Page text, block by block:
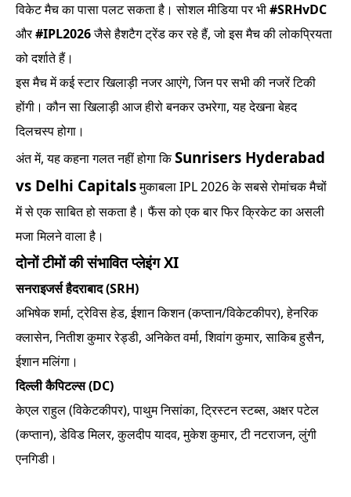
विकेट मैच का पासा पलट सकता है। सोशल मीडिया पर भी#SRHvDC
और#IPL2026जैसे हैशटैग ट्रेंड कर रहे हैं, जो इस मैच की लोकप्रियता
को दर्शाते हैं।
इस मैच में कई स्टार खिलाड़ी नजर आएंगे, जिन पर सभी की नजरें टिकी
होंगी। कौन सा खिलाड़ी आज हीरो बनकर उभरेगा, यह देखना बेहद
दिलचस्प होगा।
अंत में, यह कहना गलत नहीं होगा किSunrisers Hyderabad
vs Delhi Capitalsमुकाबला IPL 2026 के सबसे रोमांचक मैचों
में से एक साबित हो सकता है। फैंस को एक बार फिर क्रिकेट का असली
मजा मिलने वाला है।
दोनों टीमों की संभावित प्लेइंग XI
सनराइजर्स हैदराबाद (SRH)
अभिषेक शर्मा, ट्रेविस हेड, ईशान किशन (कप्तान/विकेटकीपर), हेनरिक
क्लासेन, नितीश कुमार रेड्डी, अनिकेत वर्मा, शिवांग कुमार, साकिब हुसैन,
ईशान मलिंगा।
दिल्ली कैपिटल्स (DC)
केएल राहुल (विकेटकीपर), पाथुम निसांका, ट्रिस्टन स्टब्स, अक्षर पटेल
(कप्तान), डेविड मिलर, कुलदीप यादव, मुकेश कुमार, टी नटराजन, लुंगी
एनगिडी।